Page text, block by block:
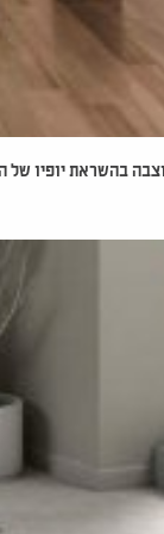
בהשראת יופיו של